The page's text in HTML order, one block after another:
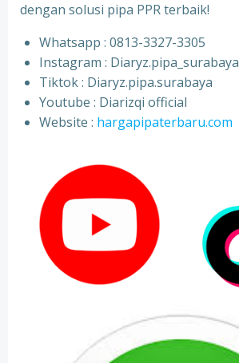
dengan solusi pipa PPR terbaik!
Whatsapp : 0813-3327-3305
⁠Instagram : Diaryz.pipa_surabaya
⁠Tiktok : Diaryz.pipa.surabaya
⁠Youtube : Diarizqi official
⁠Website : hargapipaterbaru.com